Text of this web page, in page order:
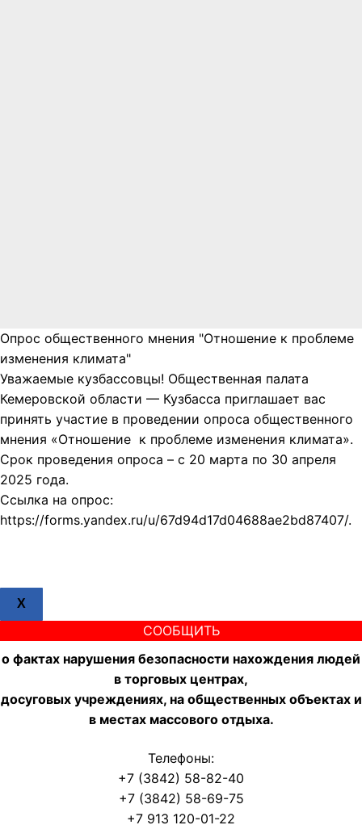
Опрос общественного мнения "Отношение к проблеме
изменения климата"
Уважаемые кузбассовцы! Общественная палата
Кемеровской области — Кузбасса приглашает вас
принять участие в проведении опроса общественного
мнения «Отношение к проблеме изменения климата».
Срок проведения опроса – с 20 марта по 30 апреля
2025 года.
Ссылка на опрос:
https://forms.yandex.ru/u/67d94d17d04688ae2bd87407/.
X
СООБЩИТЬ
о фактах нарушения безопасности нахождения людей
в торговых центрах,
досуговых учреждениях, на общественных объектах и
в местах массового отдыха.
Телефоны:
+7 (3842) 58-82-40
+7 (3842) 58-69-75
+7 913 120-01-22